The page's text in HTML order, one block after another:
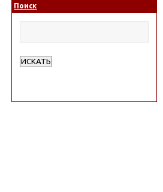
Поиск
ИСКАТЬ